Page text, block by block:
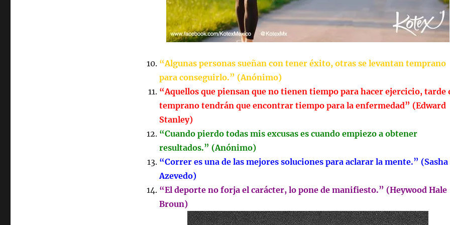
“Algunas personas sueñan con tener éxito, otras se levantan temprano
para conseguirlo.” (Anónimo)
“Aquellos que piensan que no tienen tiempo para hacer ejercicio, tarde
temprano tendrán que encontrar tiempo para la enfermedad” (Edward
Stanley)
“Cuando pierdo todas mis excusas es cuando empiezo a obtener
resultados.” (Anónimo)
“Correr es una de las mejores soluciones para aclarar la mente.” (Sasha
Azevedo)
“El deporte no forja el carácter, lo pone de manifiesto.” (Heywood Hale
Broun)